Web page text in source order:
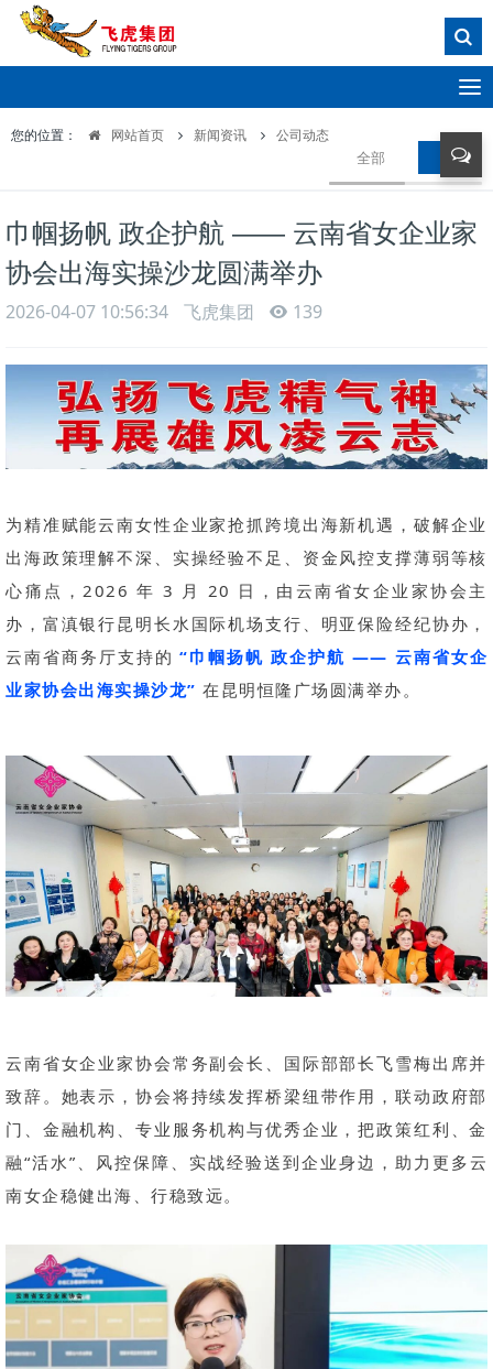
T
o
g
g
l
n
a
t
i
o
n
您的位置： 网站首页 新闻资讯 公司动态
全部 公司动
巾帼扬帆 政企护航 —— 云南省女企业家
协会出海实操沙龙圆满举办
2026-04-07 10:56:34 飞虎集团 139
为精准赋能云南女性企业家抢抓跨境出海新机遇，破解企业
出海政策理解不深、实操经验不足、资金风控支撑薄弱等核
心痛点，2026 年 3 月 20 日，由云南省女企业家协会主
办，富滇银行昆明长水国际机场支行、明亚保险经纪协办，
云南省商务厅支持的 “巾帼扬帆 政企护航 —— 云南省女企
业家协会出海实操沙龙” 在昆明恒隆广场圆满举办。
云南省女企业家协会常务副会长、国际部部长飞雪梅出席并
致辞。她表示，协会将持续发挥桥梁纽带作用，联动政府部
门、金融机构、专业服务机构与优秀企业，把政策红利、金
融“活水”、风控保障、实战经验送到企业身边，助力更多云
南女企稳健出海、行稳致远。